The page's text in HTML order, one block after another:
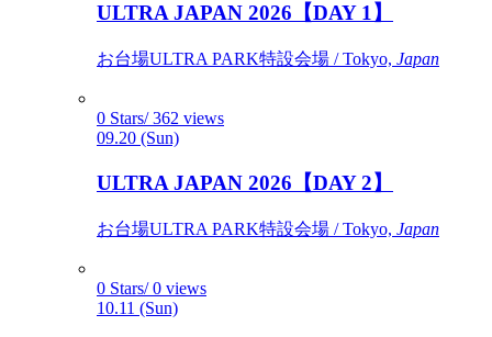
ULTRA JAPAN 2026【DAY 1】
お台場ULTRA PARK特設会場 / Tokyo, Japan
0 Stars/ 362 views
09.20 (Sun)
ULTRA JAPAN 2026【DAY 2】
お台場ULTRA PARK特設会場 / Tokyo, Japan
0 Stars/ 0 views
10.11 (Sun)